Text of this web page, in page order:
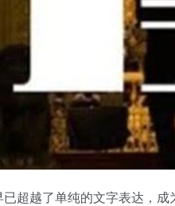
超越了单纯的文字表达，